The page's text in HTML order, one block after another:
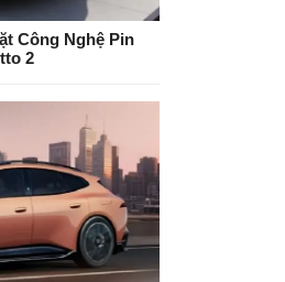
Công Nghệ Pin
2